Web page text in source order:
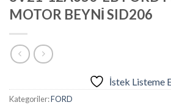
MOTOR BEYNİ SID206
İstek Listeme
Kategoriler:FORD